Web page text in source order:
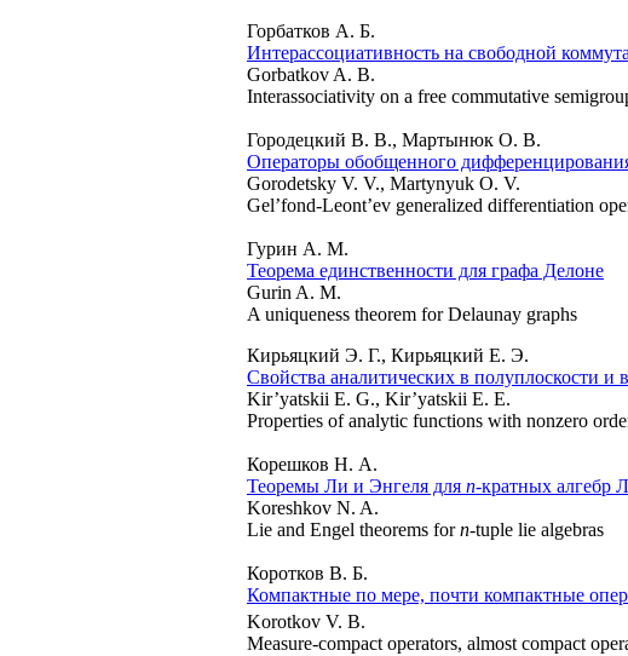
Горбатков А. Б.
Интерассоциативность на свободной
Gorbatkov A. B.
Interassociativity on a free commutative
Городецкий В. В., Мартынюк О. В.
Операторы обобщенного
Gorodetsky V. V., Martynyuk O. V.
Gel’fond-Leont’ev generalized differentiation
Гурин А. М.
Теорема единственности для графа Делоне
Gurin A. M.
A uniqueness theorem for Delaunay graphs
Кирьяцкий Э. Г., Кирьяцкий Е. Э.
Свойства аналитических в полуплоскости и
Kir’yatskii E. G., Kir’yatskii E. E.
Properties of analytic functions with nonzero
Корешков Н. А.
Теоремы Ли и Энгеля для n-кратных алгебр
Koreshkov N. A.
Lie and Engel theorems forn-tuple lie algebras
Коротков В. Б.
Компактные по мере, почти компактные
Korotkov V. B.
Measure-compact operators, almost compact